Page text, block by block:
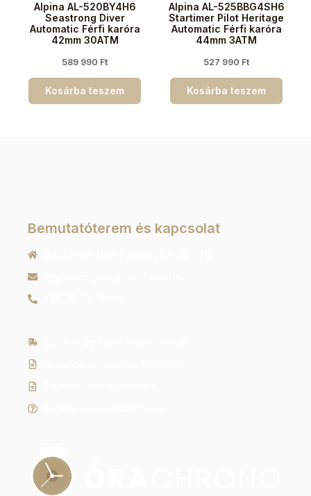
Alpina AL-520BY4H6
Seastrong Diver
Automatic Férfi karóra
42mm 30ATM
589 990 Ft
Kosárba teszem
Alpina AL-525BBG4SH6
Startimer Pilot Heritage
Automatic Férfi karóra
44mm 3ATM
527 990 Ft
Kosárba teszem
Bemutatóterem és kapcsolat